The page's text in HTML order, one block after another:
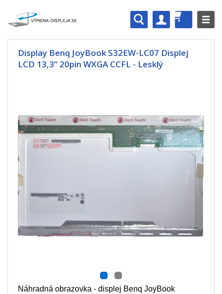
Display Benq JoyBook S32EW-LC07 Displej
LCD 13,3“ 20pin WXGA CCFL - Lesklý
Náhradná obrazovka - displej Benq JoyBook